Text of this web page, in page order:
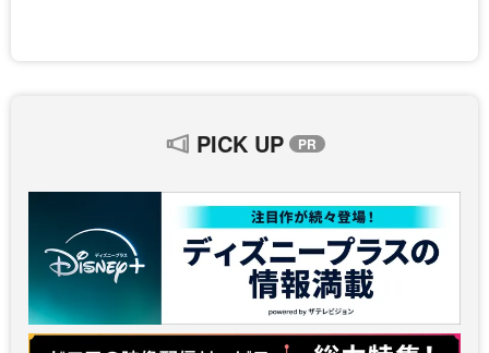
PICK UP